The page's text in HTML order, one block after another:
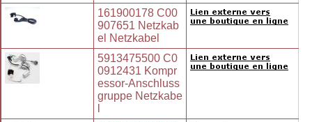
161900178 C00
907651 Netzkab
el Netzkabel
5913475500 C0
0912431 Kompr
essor-Anschluss
gruppe Netzkabe